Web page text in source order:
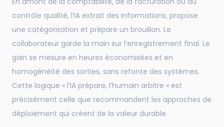
contrôle qualité, l’IA extrait des informations, propose
une catégorisation et prépare un brouillon. Le
collaborateur garde la main sur l’enregistrement final. Le
gain se mesure en heures économisées et en
homogénéité des sorties, sans refonte des systèmes.
Cette logique « l’IA prépare, l’humain arbitre » est
précisément celle que recommandent les approches de
déploiement qui créent de la valeur durable.